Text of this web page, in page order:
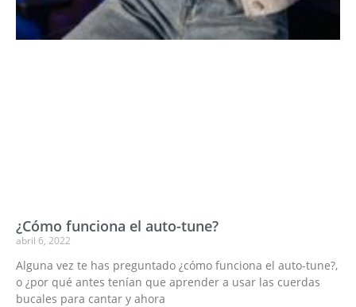
¿Cómo funciona el auto-tune?
abril 6, 2022
Alguna vez te has preguntado ¿cómo funciona el auto-tune?,
o ¿por qué antes tenían que aprender a usar las cuerdas
bucales para cantar y ahora